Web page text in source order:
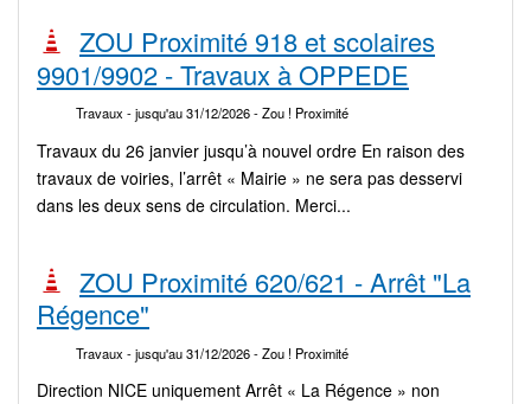
ZOU Proximité 918 et scolaires
9901/9902 - Travaux à OPPEDE
Travaux - jusqu'au 31/12/2026- Zou ! Proximité
Travaux du 26 janvier jusqu’à nouvel ordre En raison des
travaux de voiries, l’arrêt « Mairie » ne sera pas desservi
dans les deux sens de circulation. Merci...
ZOU Proximité 620/621 - Arrêt "La
Régence"
Travaux - jusqu'au 31/12/2026- Zou ! Proximité
Direction NICE uniquement Arrêt « La Régence » non